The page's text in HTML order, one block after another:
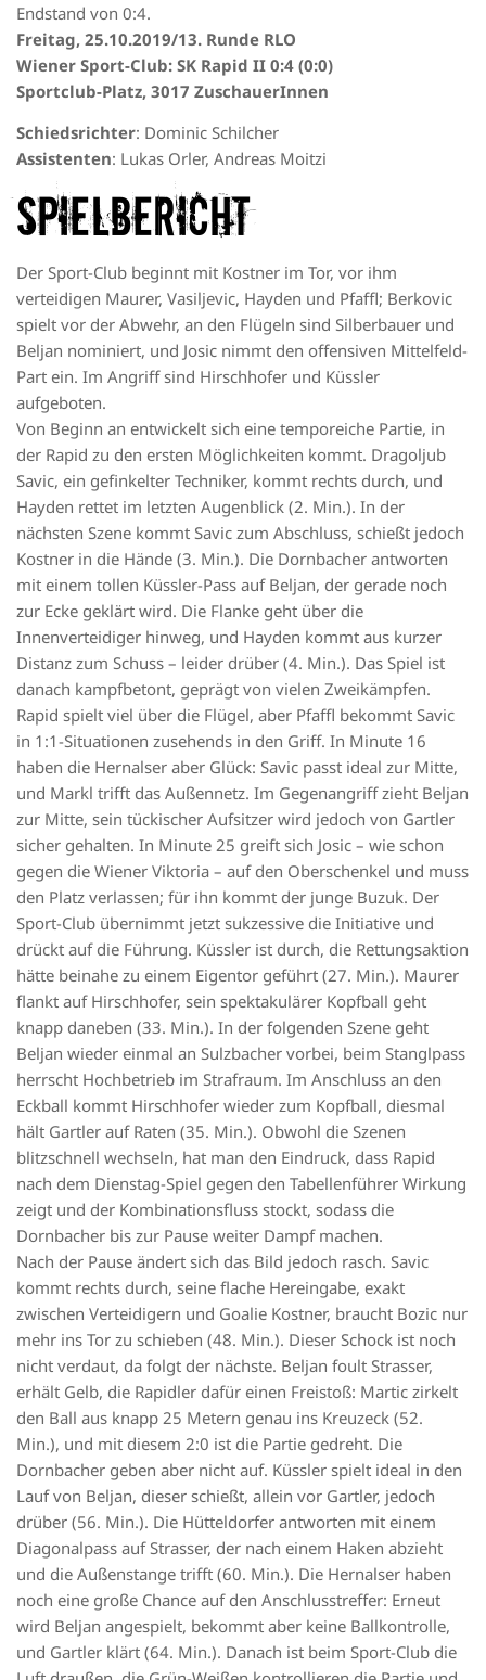
Endstand von 0:4.
Freitag, 25.10.2019/13. Runde RLO
Wiener Sport-Club: SK Rapid II 0:4 (0:0)
Sportclub-Platz, 3017 ZuschauerInnen
Schiedsrichter: Dominic Schilcher
Assistenten: Lukas Orler, Andreas Moitzi
Spielbericht
Der Sport-Club beginnt mit Kostner im Tor, vor ihm
verteidigen Maurer, Vasiljevic, Hayden und Pfaffl; Berkovic
spielt vor der Abwehr, an den Flügeln sind Silberbauer und
Beljan nominiert, und Josic nimmt den offensiven Mittelfeld-
Part ein. Im Angriff sind Hirschhofer und Küssler
aufgeboten.
Von Beginn an entwickelt sich eine temporeiche Partie, in
der Rapid zu den ersten Möglichkeiten kommt. Dragoljub
Savic, ein gefinkelter Techniker, kommt rechts durch, und
Hayden rettet im letzten Augenblick (2. Min.). In der
nächsten Szene kommt Savic zum Abschluss, schießt jedoch
Kostner in die Hände (3. Min.). Die Dornbacher antworten
mit einem tollen Küssler-Pass auf Beljan, der gerade noch
zur Ecke geklärt wird. Die Flanke geht über die
Innenverteidiger hinweg, und Hayden kommt aus kurzer
Distanz zum Schuss – leider drüber (4. Min.). Das Spiel ist
danach kampfbetont, geprägt von vielen Zweikämpfen.
Rapid spielt viel über die Flügel, aber Pfaffl bekommt Savic
in 1:1-Situationen zusehends in den Griff. In Minute 16
haben die Hernalser aber Glück: Savic passt ideal zur Mitte,
und Markl trifft das Außennetz. Im Gegenangriff zieht Beljan
zur Mitte, sein tückischer Aufsitzer wird jedoch von Gartler
sicher gehalten. In Minute 25 greift sich Josic – wie schon
gegen die Wiener Viktoria – auf den Oberschenkel und muss
den Platz verlassen; für ihn kommt der junge Buzuk. Der
Sport-Club übernimmt jetzt sukzessive die Initiative und
drückt auf die Führung. Küssler ist durch, die Rettungsaktion
hätte beinahe zu einem Eigentor geführt (27. Min.). Maurer
flankt auf Hirschhofer, sein spektakulärer Kopfball geht
knapp daneben (33. Min.). In der folgenden Szene geht
Beljan wieder einmal an Sulzbacher vorbei, beim Stanglpass
herrscht Hochbetrieb im Strafraum. Im Anschluss an den
Eckball kommt Hirschhofer wieder zum Kopfball, diesmal
hält Gartler auf Raten (35. Min.). Obwohl die Szenen
blitzschnell wechseln, hat man den Eindruck, dass Rapid
nach dem Dienstag-Spiel gegen den Tabellenführer Wirkung
zeigt und der Kombinationsfluss stockt, sodass die
Dornbacher bis zur Pause weiter Dampf machen.
Nach der Pause ändert sich das Bild jedoch rasch. Savic
kommt rechts durch, seine flache Hereingabe, exakt
zwischen Verteidigern und Goalie Kostner, braucht Bozic nur
mehr ins Tor zu schieben (48. Min.). Dieser Schock ist noch
nicht verdaut, da folgt der nächste. Beljan foult Strasser,
erhält Gelb, die Rapidler dafür einen Freistoß: Martic zirkelt
den Ball aus knapp 25 Metern genau ins Kreuzeck (52.
Min.), und mit diesem 2:0 ist die Partie gedreht. Die
Dornbacher geben aber nicht auf. Küssler spielt ideal in den
Lauf von Beljan, dieser schießt, allein vor Gartler, jedoch
drüber (56. Min.). Die Hütteldorfer antworten mit einem
Diagonalpass auf Strasser, der nach einem Haken abzieht
und die Außenstange trifft (60. Min.). Die Hernalser haben
noch eine große Chance auf den Anschlusstreffer: Erneut
wird Beljan angespielt, bekommt aber keine Ballkontrolle,
und Gartler klärt (64. Min.). Danach ist beim Sport-Club die